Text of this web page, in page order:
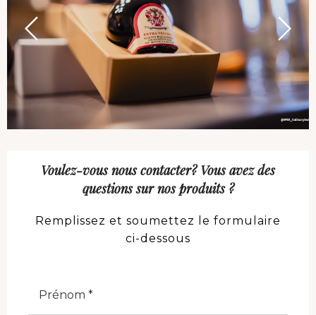
Voulez-vous nous contacter? Vous avez des
questions sur nos produits ?
Remplissez et soumettez le formulaire
ci-dessous